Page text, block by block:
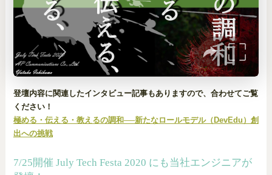
登壇内容に関連したインタビュー記事もありますので、合わせてご覧
ください！
極める・伝える・教えるの調和──新たなロールモデル（DevEdu）創
出への挑戦
7/25開催 July Tech Festa 2020 にも当社エンジニアが